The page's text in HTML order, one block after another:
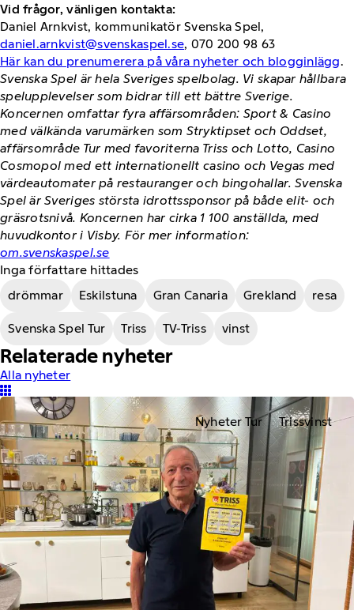
Vid frågor, vänligen kontakta:
Daniel Arnkvist, kommunikatör Svenska Spel,
daniel.arnkvist@svenskaspel.se, 070 200 98 63
Här kan du prenumerera på våra nyheter och blogginlägg.
Svenska Spel är hela Sveriges spelbolag. Vi skapar hållbara
spelupplevelser som bidrar till ett bättre Sverige.
Koncernen omfattar fyra affärsområden: Sport & Casino
med välkända varumärken som Stryktipset och Oddset,
affärsområde Tur med favoriterna Triss och Lotto, Casino
Cosmopol med ett internationellt casino och Vegas med
värdeautomater på restauranger och bingohallar. Svenska
Spel är Sveriges största idrottssponsor på både elit- och
gräsrotsnivå. Koncernen har cirka 1 100 anställda, med
huvudkontor i Visby. För mer information:
om.svenskaspel.se
Inga författare hittades
drömmar
Eskilstuna Gran Canaria Grekland resa
Svenska Spel Tur Triss TV-Triss vinst
Relaterade nyheter
Alla nyheter
Nyheter Tur Trissvinst